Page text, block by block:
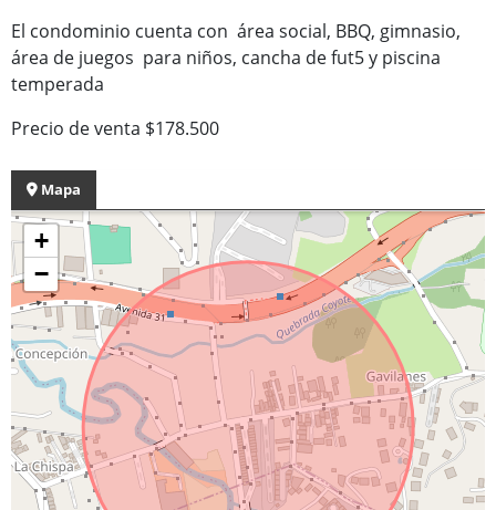
El condominio cuenta con área social, BBQ, gimnasio,
área de juegos para niños, cancha de fut5 y piscina
temperada
Precio de venta $178.500
Mapa
+
−